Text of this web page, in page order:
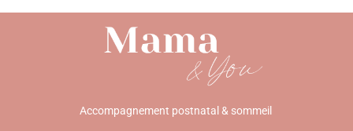
Accompagnement postnatal & sommeil